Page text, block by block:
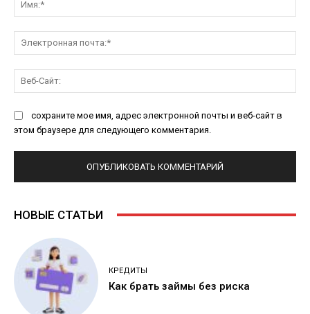
сохраните мое имя, адрес электронной почты и веб-сайт в
этом браузере для следующего комментария.
НОВЫЕ СТАТЬИ
КРЕДИТЫ
Как брать займы без риска